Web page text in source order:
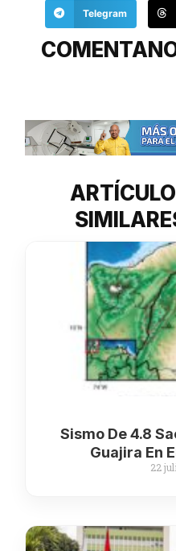
Telegram
Sismo De 4.8
Guajira En
22